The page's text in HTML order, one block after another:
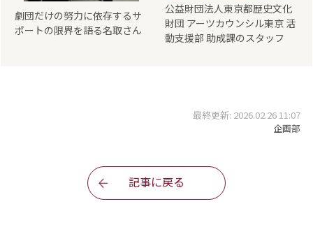
劇団だけの努力に依存するサ
ポートの限界を語る名取さん
公益財団法人東京都歴史文化
財団 アーツカウンシル東京 活
動支援部 助成課のスタッフ
最終更新: 2026.02.26 11:07
企画部
記事に戻る